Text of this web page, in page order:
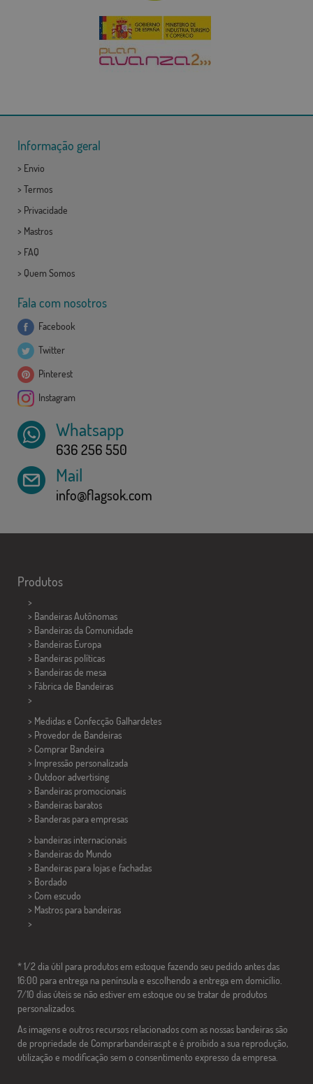
Informação geral
> Envio
> Termos
> Privacidade
> Mastros
> FAQ
> Quem Somos
Fala com nosotros
Facebook
Twitter
Pinterest
Instagram
Whatsapp
636 256 550
Mail
info@flagsok.com
Produtos
>
> Bandeiras Autônomas
> Bandeiras da Comunidade
> Bandeiras Europa
> Bandeiras políticas
> Bandeiras de mesa
> Fábrica de Bandeiras
>
> Medidas e Confecção Galhardetes
> Provedor de Bandeiras
> Comprar Bandeira
> Impressão personalizada
> Outdoor advertising
> Bandeiras promocionais
> Bandeiras baratos
> Banderas para empresas
> bandeiras internacionais
> Bandeiras do Mundo
> Bandeiras para lojas e fachadas
> Bordado
> Com escudo
> Mastros para bandeiras
>
* 1/2 dia útil para produtos em estoque fazendo seu pedido antes das
16:00 para entrega na península e escolhendo a entrega em domicílio.
7/10 dias úteis se não estiver em estoque ou se tratar de produtos
personalizados.
As imagens e outros recursos relacionados com as nossas bandeiras são
de propriedade de Comprarbandeiras.pt e é proibido a sua reprodução,
utilização e modificação sem o consentimento expresso da empresa.